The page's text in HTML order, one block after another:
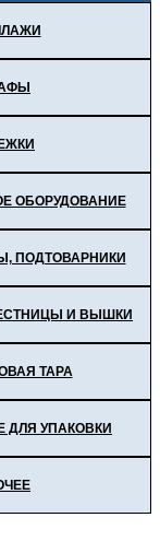
ОБОРУДОВАНИЕ
ПОДТОВАРНИКИ
И ВЫШКИ
ТАРА
ДЛЯ УПАКОВКИ